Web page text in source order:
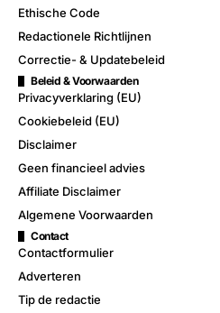
Ethische Code
Redactionele Richtlijnen
Correctie- & Updatebeleid
Beleid & Voorwaarden
Privacyverklaring (EU)
Cookiebeleid (EU)
Disclaimer
Geen financieel advies
Affiliate Disclaimer
Algemene Voorwaarden
Contact
Contactformulier
Adverteren
Tip de redactie